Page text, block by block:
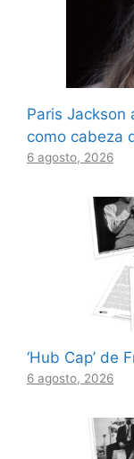
Paris Jackson
como cabeza
6 agosto, 2026
‘Hub Cap’ de
6 agosto, 2026